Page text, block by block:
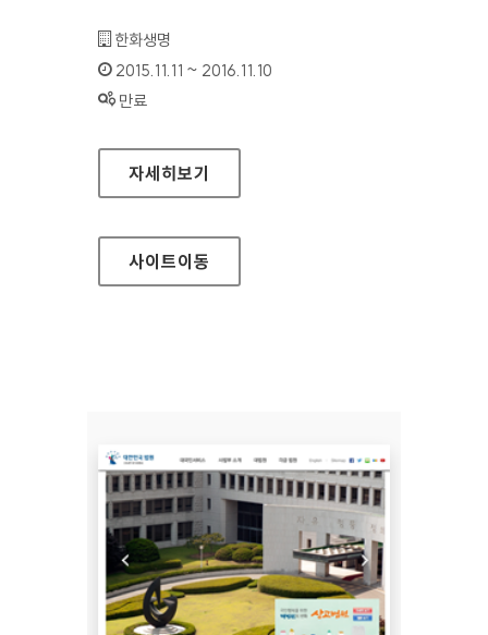
기관명 :
한화생명
인증기간 :
2015.11.11 ~ 2016.11.10
상태 :
만료
한화생명 모바일웹
자세히보기
사이트이동